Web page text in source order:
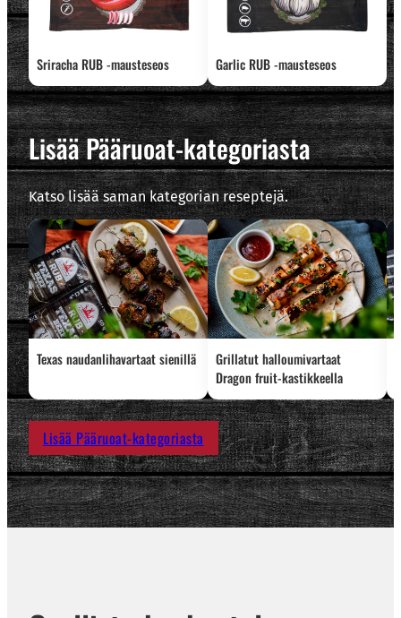
Sriracha RUB -mausteseos Garlic RUB -mausteseos
Lisää Pääruoat-kategoriasta
Katso lisää saman kategorian reseptejä.
Texas naudanlihavartaat sienillä
Grillatut halloumivartaat
Dragon fruit-kastikkeella
Lisää Pääruoat-kategoriasta